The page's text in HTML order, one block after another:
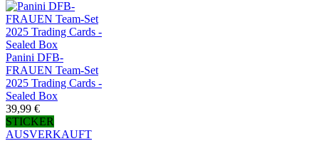
Panini DFB-
FRAUEN Team-Set
2025 Trading Cards -
Sealed Box
39,99 €
STICKER
AUSVERKAUFT